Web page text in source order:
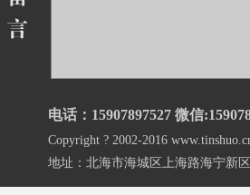
电话：15907897527 微信
Copyright ? 2002-2016
地址：北海市海城区上海路海宁新